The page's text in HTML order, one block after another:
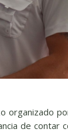
organizado
de contar